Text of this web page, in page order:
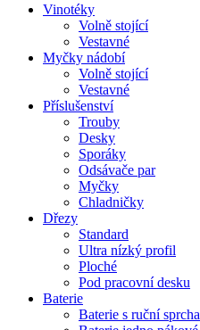
Vinotéky
Volně stojící
Vestavné
Myčky nádobí
Volně stojící
Vestavné
Příslušenství
Trouby
Desky
Sporáky
Odsávače par
Myčky
Chladničky
Dřezy
Standard
Ultra nízký profil
Ploché
Pod pracovní desku
Baterie
Baterie s ruční sprcha